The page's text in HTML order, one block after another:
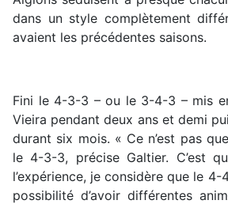
dans un style complètement
avaient les précédentes saisons.
Fini le 4-3-3 – ou le 3-4-3 – mis
Vieira pendant deux ans et demi
durant six mois. « Ce n’est pas
le 4-3-3, précise Galtier. C’est
l’expérience, je considère que le
possibilité d’avoir différentes